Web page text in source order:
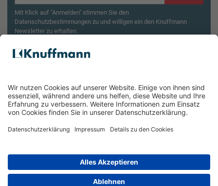
Mit Klick auf "Anmelden" stimmen Sie den
Datenschutzbestimmungen zu und willigen ein den Knuffmann
Newsletter zu erhalten.
Aktionsbedingungen¹
Wasserkocher